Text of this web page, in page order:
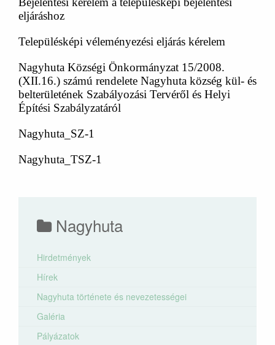
eljáráshoz
Településképi véleményezési eljárás kérelem
Nagyhuta Községi Önkormányzat 15/2008.
(XII.16.) számú rendelete Nagyhuta község kül- és
belterületének Szabályozási Tervéről és Helyi
Építési Szabályzatáról
Nagyhuta_SZ-1
Nagyhuta_TSZ-1
Nagyhuta
Hirdetmények
Hírek
Nagyhuta története és nevezetességei
Galéria
Pályázatok